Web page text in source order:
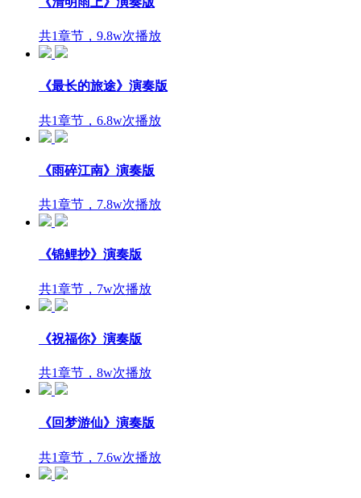
共1章节，9.8w次播放
《最长的旅途》演奏版
共1章节，6.8w次播放
《雨碎江南》演奏版
共1章节，7.8w次播放
《锦鲤抄》演奏版
共1章节，7w次播放
《祝福你》演奏版
共1章节，8w次播放
《回梦游仙》演奏版
共1章节，7.6w次播放